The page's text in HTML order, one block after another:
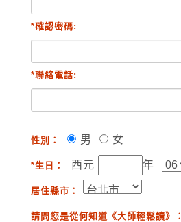
*確認密碼:
*聯絡電話:
性別： 男 女
*生日： 西元 年
居住縣市：
請問您是從何知道《大師輕鬆讀》：